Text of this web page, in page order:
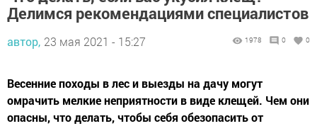
Делимся рекомендациями специалистов
автор, 23 мая 2021 - 15:27 1978 0 0
Весенние походы в лес и выезды на дачу могут
омрачить мелкие неприятности в виде клещей. Чем они
опасны, что делать, чтобы себя обезопасить от